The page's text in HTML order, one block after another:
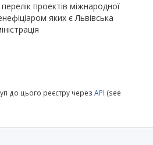
проектів міжнародної
яких є Львівська
до цього реєстру через API (see